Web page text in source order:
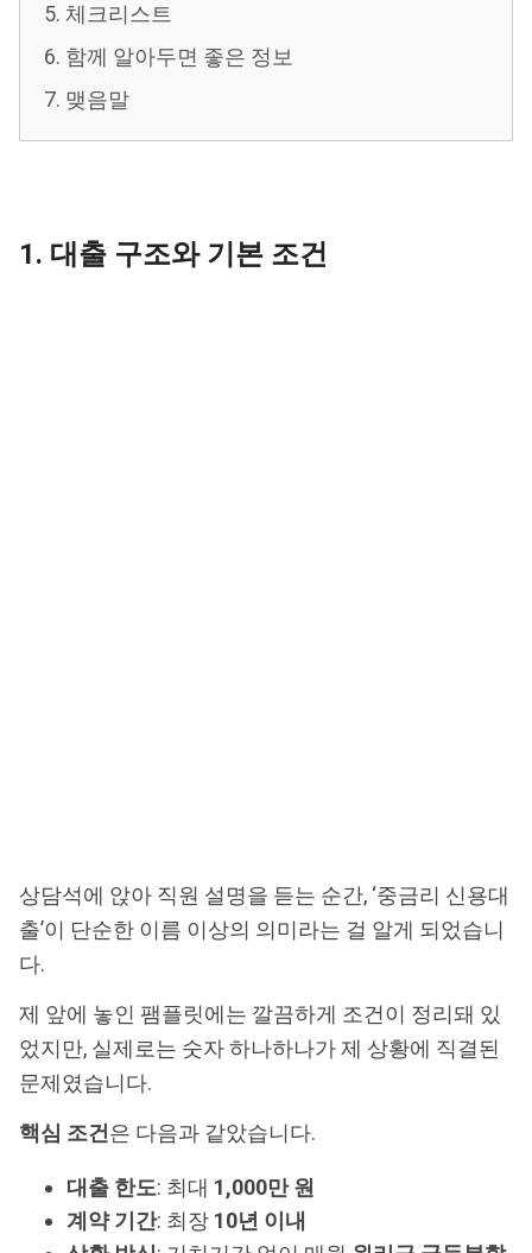
5. 체크리스트
6. 함께 알아두면 좋은 정보
7. 맺음말
1. 대출 구조와 기본 조건
상담석에 앉아 직원 설명을 듣는 순간, ‘중금리 신용대
출’이 단순한 이름 이상의 의미라는 걸 알게 되었습니
다.
제 앞에 놓인 팸플릿에는 깔끔하게 조건이 정리돼 있
었지만, 실제로는 숫자 하나하나가 제 상황에 직결된
문제였습니다.
핵심 조건은 다음과 같았습니다.
대출 한도: 최대 1,000만 원
계약 기간: 최장 10년 이내